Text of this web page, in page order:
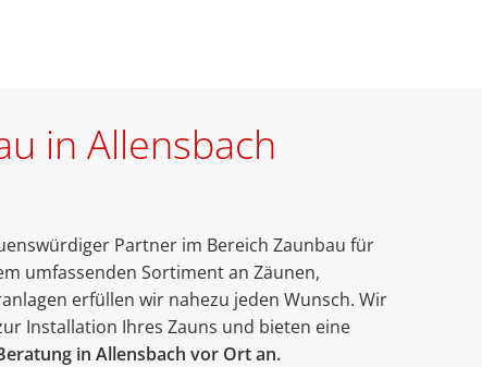
in Allensbach
Partner im Bereich Zaunbau für
umfassenden Sortiment an Zäunen,
erfüllen wir nahezu jeden Wunsch. Wir
Installation Ihres Zauns und bieten eine
in Allensbach vor Ort an.